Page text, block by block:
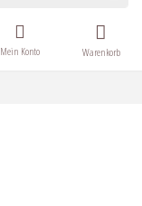
Warenkorb
Mein Konto